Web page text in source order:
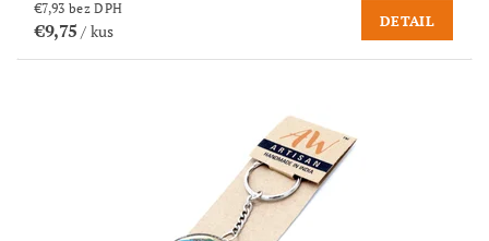
€7,93 bez DPH
€9,75/ kus
DETAIL